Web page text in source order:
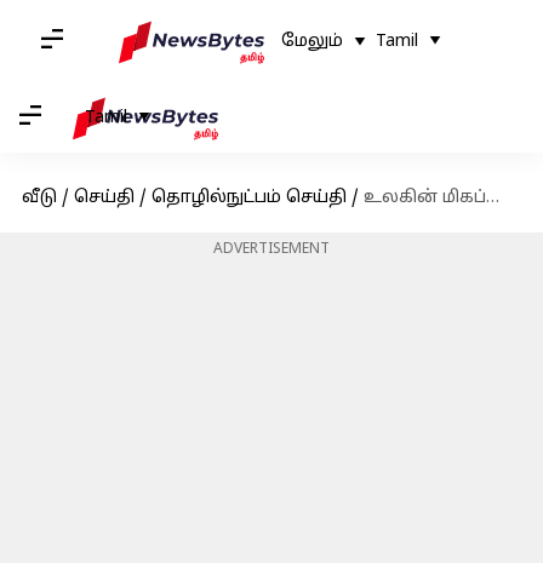
மேலும் Tamil
Tamil
வீடு / செய்தி / தொழில்நுட்பம் செய்தி / உலகின் மிகப்பெரிய டிஜிட்டல் லைப்ரரி ஹேக்கர்களால் முடக்கம்; மில்லியன் கணக்கான பயனர்களின் தரவுகள் கசிவு
ADVERTISEMENT